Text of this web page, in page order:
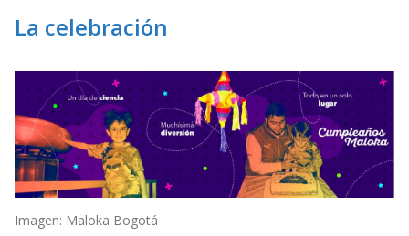
La celebración
Imagen: Maloka Bogotá